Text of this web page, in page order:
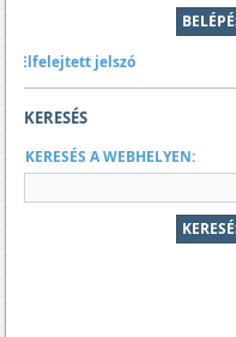
Elfelejtett jelszó
KERESÉS
KERESÉS A WEBHELYEN: